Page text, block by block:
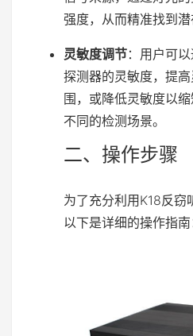
强度，从而精准找到潜
灵敏度调节：用户可
探测器的灵敏度，提
围，或降低灵敏度以
不同的检测场景。
二、操作步骤
为了充分利用K18反窃
以下是详细的操作指南